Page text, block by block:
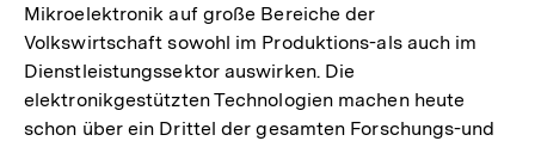
Mikroelektronik auf große Bereiche der
Volkswirtschaft sowohl im Produktions-als auch im
Dienstleistungssektor auswirken. Die
elektronikgestützten Technologien machen heute
schon über ein Drittel der gesamten Forschungs-und